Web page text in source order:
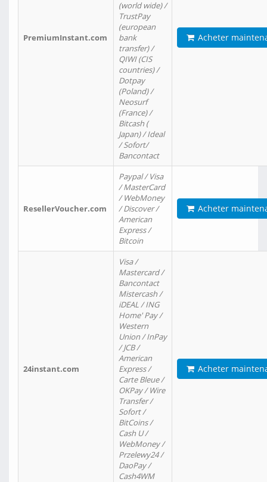
PremiumInstant.com
(world wide) /
TrustPay
(european
bank
transfer) /
QIWI (CIS
countries) /
Dotpay
(Poland) /
Neosurf
(France) /
Bitcash (
Japan) / Ideal
/ Sofort/
Bancontact
Acheter
ResellerVoucher.com
Paypal / Visa
/ MasterCard
/ WebMoney
/ Discover /
American
Express /
Bitcoin
Acheter
24instant.com
Visa /
Mastercard /
Bancontact
Mistercash /
iDEAL / ING
Home' Pay /
Western
Union / InPay
/ JCB /
American
Express /
Carte Bleue /
OKPay / Wire
Transfer /
Sofort /
BitCoins /
Cash U /
WebMoney /
Przelewy24 /
DaoPay /
Cash4WM
Acheter